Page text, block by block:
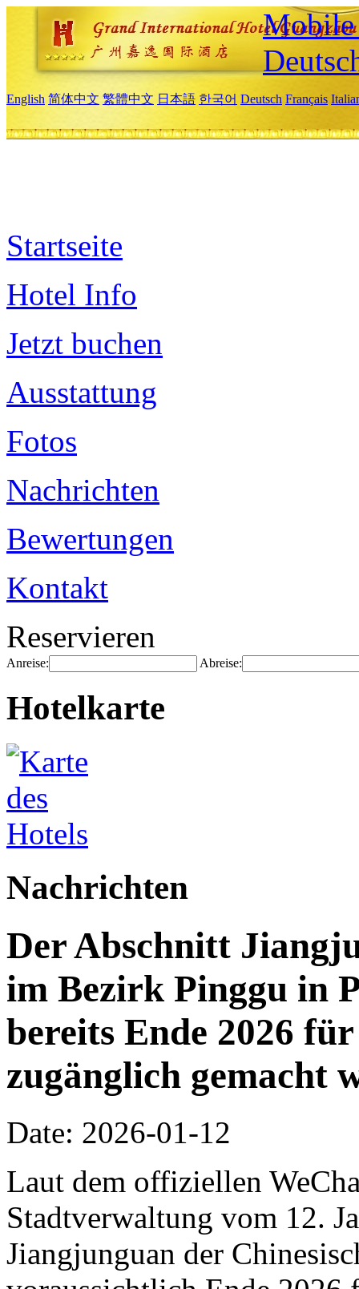
Mobile
English 简体中文 繁體中文 日本語 한국어 Deutsch Français
Startseite
Hotel Info
Jetzt buchen
Ausstattung
Fotos
Nachrichten
Bewertungen
Kontakt
Reservieren
Anreise: Abreise:
Hotelkarte
Nachrichten
Der Abschnitt
im Bezirk Pinggu in
bereits Ende 2026
zugänglich gemacht
Date: 2026-01-12
Laut dem offiziellen
Stadtverwaltung vom 12.
Jiangjunguan der